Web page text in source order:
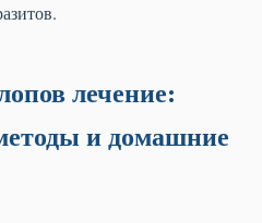
лечение:
и домашние